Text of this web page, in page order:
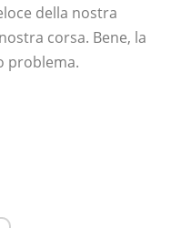
della nostra
corsa. Bene, la
problema.